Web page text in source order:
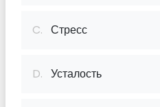
C. Стресс
D. Усталость